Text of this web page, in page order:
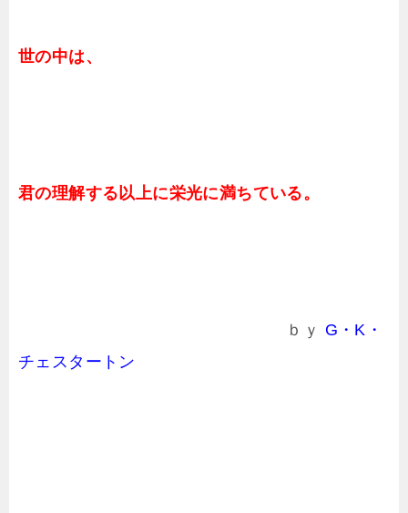
世の中は、
君の理解する以上に栄光に満ちている。
ｂｙ G・K・
チェスタートン